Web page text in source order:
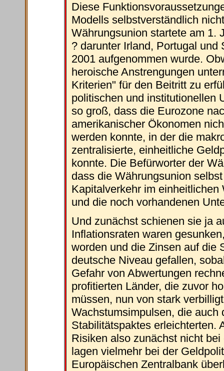
Diese
Modells selbstverständlich
Währungsunion startete am 1.
? darunter Irland, Portugal
2001 aufgenommen wurde.
heroische Anstrengungen
Kriterien" für den Beitritt zu
politischen und institutionellen
so groß, dass die Eurozone
amerikanischer Ökonomen
werden konnte, in der die
zentralisierte, einheitliche
konnte. Die Befürworter der
dass die Währungsunion
Kapitalverkehr im
und die noch vorhandenen
Und zunächst schienen sie ja
Inflationsraten waren
worden und die Zinsen auf die
deutsche Niveau gefallen,
Gefahr von Abwertungen
profitierten Länder, die zuvor
müssen, nun von stark
Wachstumsimpulsen, die
Stabilitätspaktes erleichterten.
Risiken also zunächst nicht
lagen vielmehr bei der
Europäischen Zentralbank